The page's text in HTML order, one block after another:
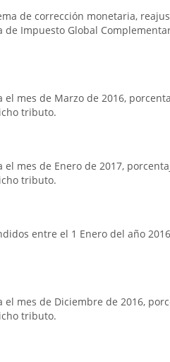
de corrección monetaria,
de Impuesto Global
mes de Marzo de 2016,
tributo.
mes de Enero de 2017,
tributo.
entre el 1 Enero del año
mes de Diciembre de 2016,
tributo.